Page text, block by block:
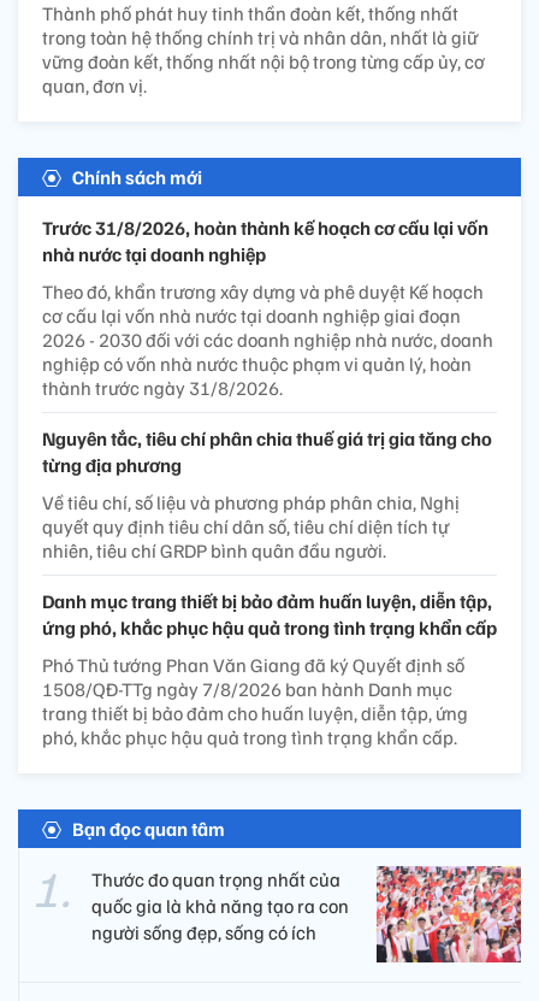
Thành phố phát huy tinh thần đoàn kết, thống nhất
trong toàn hệ thống chính trị và nhân dân, nhất là giữ
vững đoàn kết, thống nhất nội bộ trong từng cấp ủy, cơ
quan, đơn vị.
Chính sách mới
Trước 31/8/2026, hoàn thành kế hoạch cơ cấu lại vốn
nhà nước tại doanh nghiệp
Theo đó, khẩn trương xây dựng và phê duyệt Kế hoạch
cơ cấu lại vốn nhà nước tại doanh nghiệp giai đoạn
2026 - 2030 đối với các doanh nghiệp nhà nước, doanh
nghiệp có vốn nhà nước thuộc phạm vi quản lý, hoàn
thành trước ngày 31/8/2026.
Nguyên tắc, tiêu chí phân chia thuế giá trị gia tăng cho
từng địa phương
Về tiêu chí, số liệu và phương pháp phân chia, Nghị
quyết quy định tiêu chí dân số, tiêu chí diện tích tự
nhiên, tiêu chí GRDP bình quân đầu người.
Danh mục trang thiết bị bảo đảm huấn luyện, diễn tập,
ứng phó, khắc phục hậu quả trong tình trạng khẩn cấp
Phó Thủ tướng Phan Văn Giang đã ký Quyết định số
1508/QĐ-TTg ngày 7/8/2026 ban hành Danh mục
trang thiết bị bảo đảm cho huấn luyện, diễn tập, ứng
phó, khắc phục hậu quả trong tình trạng khẩn cấp.
Bạn đọc quan tâm
Thước đo quan trọng nhất của
quốc gia là khả năng tạo ra con
người sống đẹp, sống có ích